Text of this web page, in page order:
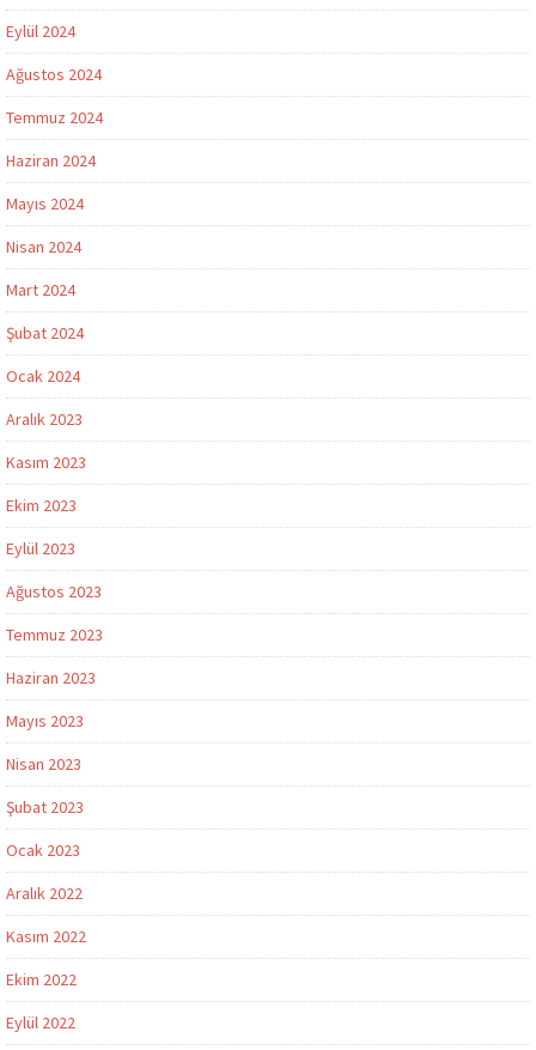
Eylül 2024
Ağustos 2024
Temmuz 2024
Haziran 2024
Mayıs 2024
Nisan 2024
Mart 2024
Şubat 2024
Ocak 2024
Aralık 2023
Kasım 2023
Ekim 2023
Eylül 2023
Ağustos 2023
Temmuz 2023
Haziran 2023
Mayıs 2023
Nisan 2023
Şubat 2023
Ocak 2023
Aralık 2022
Kasım 2022
Ekim 2022
Eylül 2022